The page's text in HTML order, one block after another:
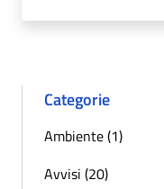
Categorie
Ambiente (1)
Avvisi (20)